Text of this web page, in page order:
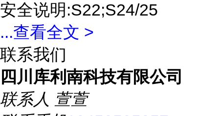
安全说明:S22;S24/25
...查看全文 >
联系我们
四川库利南科技有限公司
联系人 萱萱